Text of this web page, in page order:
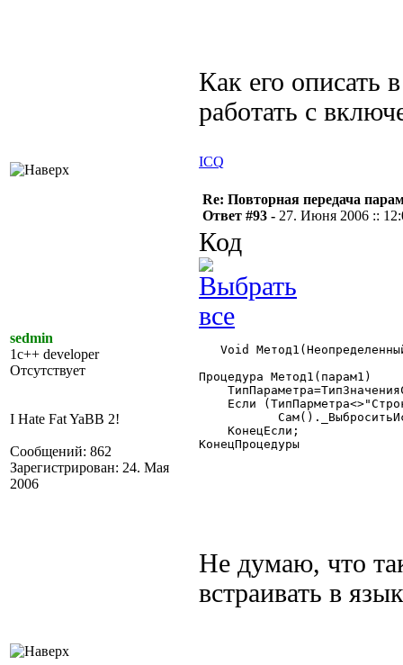
Как его описать
работать с
ICQ
sedmin
1c++ developer
Отсутствует
I Hate Fat YaBB 2!
Сообщений: 862
Зарегистрирован: 24. Мая
2006
Re: Повторная передача
Ответ #93 - 27. Июня 2006 ::
Код
Void
Процедура Метод1(парам1)
Если
    КонецЕсли;
КонецПроцедуры
Не думаю, что
встраивать в